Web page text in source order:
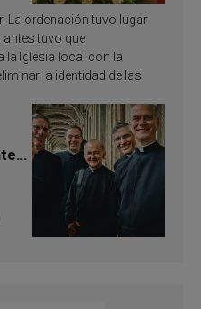
La ordenación tuvo lugar
antes tuvo que
la Iglesia local con la
la identidad de las